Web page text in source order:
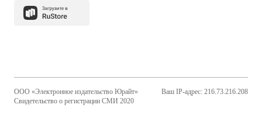
ООО «Электронное издательство Юрайт»
Свидетельство о регистрации СМИ 2020
Ваш IP-адрес: 216.73.216.208